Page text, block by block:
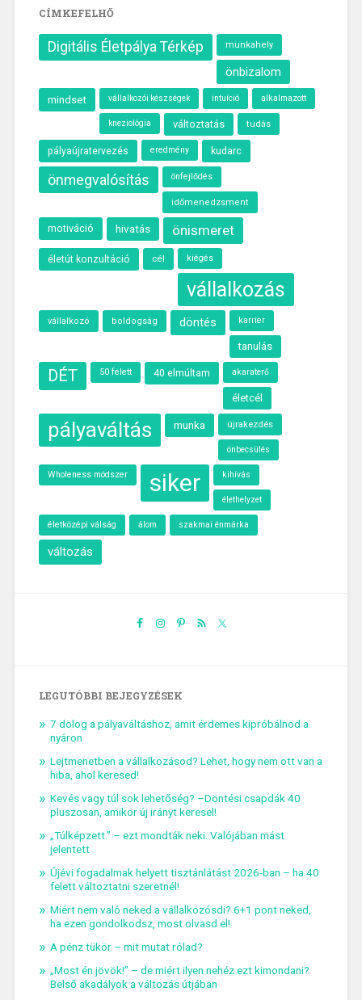
CÍMKEFELHŐ
Digitális Életpálya Térkép munkahely
önbizalom
mindset vállalkozói készségek intuíció alkalmazott
kneziológia változtatás tudás
pályaújratervezés eredmény kudarc
önmegvalósítás önfejlődés
időmenedzsment
motiváció hivatás önismeret
életút konzultáció cél kiégés
vállalkozás
vállalkozó boldogság döntés karrier
tanulás
DÉT 50 felett 40 elmúltam akaraterő
életcél
pályaváltás munka újrakezdés
önbecsülés
Wholeness módszer siker kihívás
élethelyzet
életközépi válság álom szakmai énmárka
változás
LEGUTÓBBI BEJEGYZÉSEK
7 dolog a pályaváltáshoz, amit érdemes kipróbálnod a
nyáron
Lejtmenetben a vállalkozásod? Lehet, hogy nem ott van a
hiba, ahol keresed!
Kevés vagy túl sok lehetőség? –Döntési csapdák 40
pluszosan, amikor új irányt keresel!
„Túlképzett.” – ezt mondták neki. Valójában mást
jelentett
Újévi fogadalmak helyett tisztánlátást 2026-ban – ha 40
felett változtatni szeretnél!
Miért nem való neked a vállalkozósdi? 6+1 pont neked,
ha ezen gondolkodsz, most olvasd el!
A pénz tükör – mit mutat rólad?
„Most én jövök!” – de miért ilyen nehéz ezt kimondani?
Belső akadályok a változás útjában